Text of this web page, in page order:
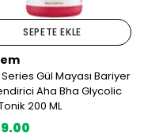
SEPETE EKLE
Gül Mayası Bariyer
Aha Bha Glycolic
200 ML